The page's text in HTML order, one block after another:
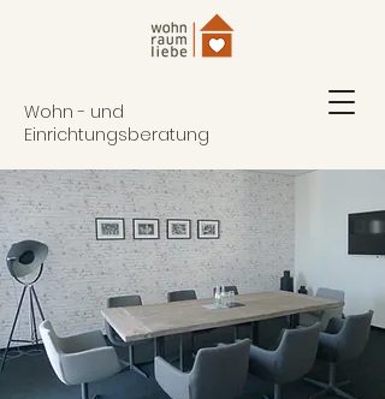
Wohn - und
Einrichtungsberatung